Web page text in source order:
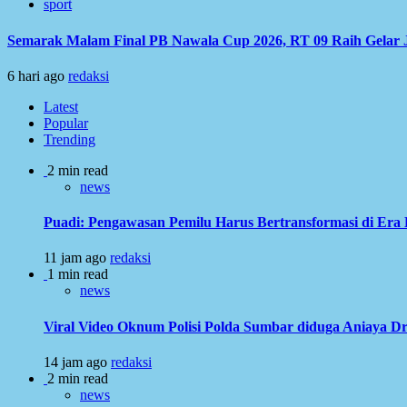
sport
Semarak Malam Final PB Nawala Cup 2026, RT 09 Raih
6 hari ago redaksi
Latest
Popular
Trending
2 min read
news
Puadi: Pengawasan Pemilu Harus Bertransformasi di
11 jam ago redaksi
1 min read
news
Viral Video Oknum Polisi Polda Sumbar diduga Aniaya
14 jam ago redaksi
2 min read
news